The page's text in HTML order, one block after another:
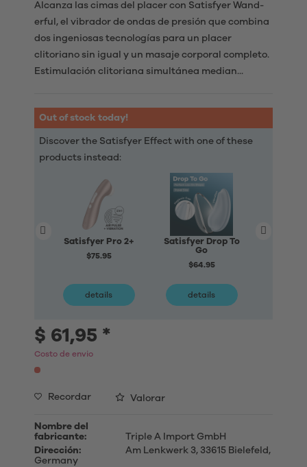
Alcanza las cimas del placer con Satisfyer Wand-
erful, el vibrador de ondas de presión que combina
dos ingeniosas tecnologías para un placer
clitoriano sin igual y un masaje corporal completo.
Estimulación clitoriana simultánea median...
Out of stock today!
Discover the Satisfyer Effect with one of these
products instead:
Satisfyer Pro 2+
$75.95
details
Satisfyer Drop To
Go
$64.95
details
$ 61,95 *
Costo de envio
Recordar Valorar
Nombre del
fabricante:
Triple A Import GmbH
Dirección:
Am Lenkwerk 3, 33615 Bielefeld,
Germany